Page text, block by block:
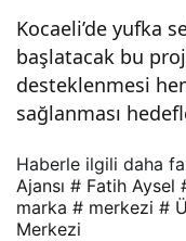
Kocaeli’de yufka
başlatacak bu
desteklenmesi
sağlanması
Haberle ilgili daha
Ajansı # Fatih Aysel
marka # merkezi #
Merkezi